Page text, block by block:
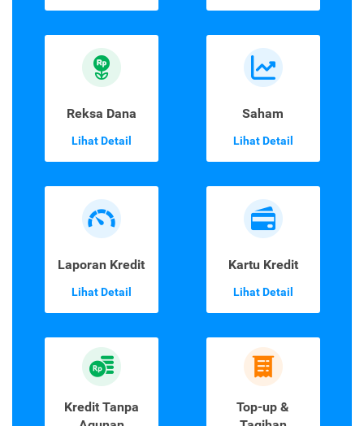
Reksa Dana
Lihat Detail
Saham
Lihat Detail
Laporan Kredit
Lihat Detail
Kartu Kredit
Lihat Detail
Kredit Tanpa
Top-up &